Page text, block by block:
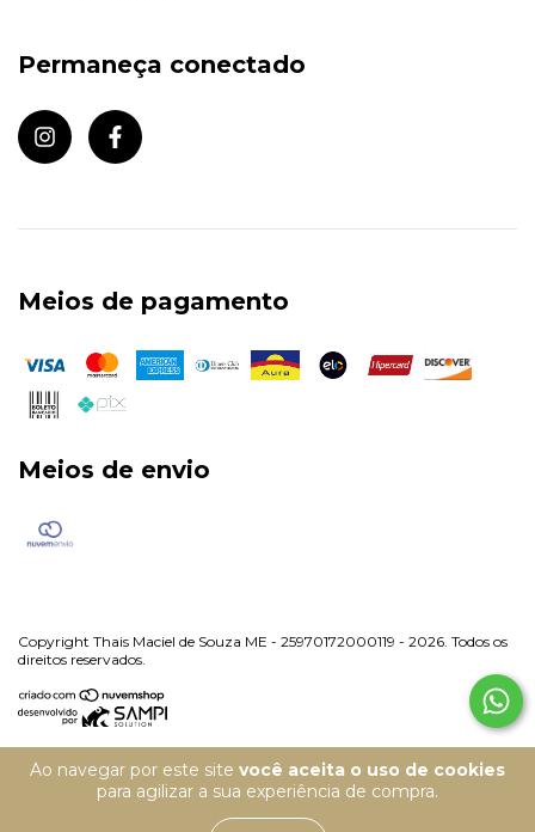
Ao navegar por este site você aceita o uso de cookies
para agilizar a sua experiência de compra.
Permaneça conectado
Meios de pagamento
Meios de envio
Copyright Thais Maciel de Souza ME - 25970172000119 - 2026. Todos os
direitos reservados.